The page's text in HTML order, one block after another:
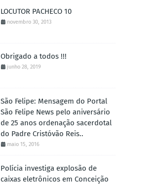
LOCUTOR PACHECO 10
novembro 30, 2013
Obrigado a todos !!!
junho 28, 2019
São Felipe: Mensagem do Portal
São Felipe News pelo aniversário
de 25 anos ordenação sacerdotal
do Padre Cristóvão Reis..
maio 15, 2016
Polícia investiga explosão de
caixas eletrônicos em Conceição